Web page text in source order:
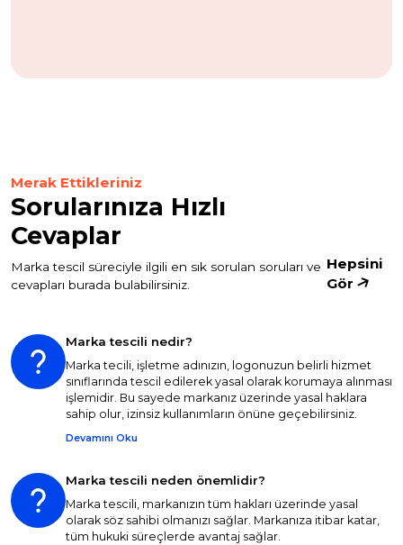
Merak Ettikleriniz
Sorularınıza Hızlı
Cevaplar
Marka tescil süreciyle ilgili en sık sorulan soruları ve
cevapları burada bulabilirsiniz.
Hepsini
Gör
Marka tescili nedir?
Marka tecili, işletme adınızın, logonuzun belirli hizmet
sınıflarında tescil edilerek yasal olarak korumaya alınması
işlemidir. Bu sayede markanız üzerinde yasal haklara
sahip olur, izinsiz kullanımların önüne geçebilirsiniz.
Devamını Oku
Marka tescili neden önemlidir?
Marka tescili, markanızın tüm hakları üzerinde yasal
olarak söz sahibi olmanızı sağlar. Markanıza itibar katar,
tüm hukuki süreçlerde avantaj sağlar.